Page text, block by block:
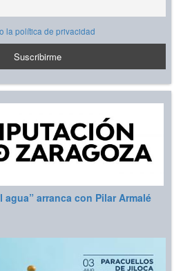
la política de privacidad
agua” arranca con Pilar Armalé